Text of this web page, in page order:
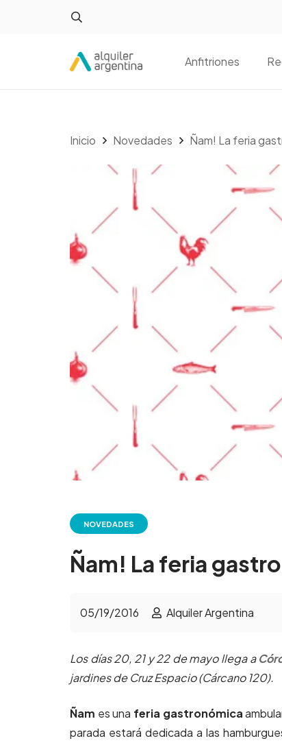
Anfitriones
Inicio Novedades Ñam! La feria
NOVEDADES
Ñam! La feria
05/19/2016 Alquiler Argentina
Los días 20, 21 y 22 de mayo llega a
jardines de Cruz Espacio (Cárcano 120).
Ñam es una feria gastronómica
parada estará dedicada a las